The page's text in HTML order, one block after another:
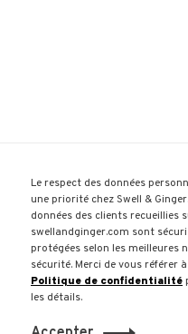
Le respect des données
une priorité chez Swell &
données des clients recueillies
swellandginger.com sont
protégées selon les meilleures
sécurité. Merci de vous référer
Politique de confidentialité
les détails.